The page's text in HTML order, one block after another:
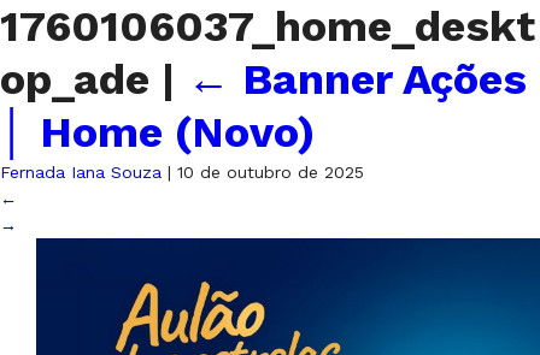
1760106037_home_deskt
op_ade | ← Banner Ações
│ Home (Novo)
Fernada Iana Souza | 10 de outubro de 2025
←
→